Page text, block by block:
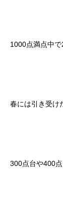
1000点満点中で
春には引き受け
300点台や400点